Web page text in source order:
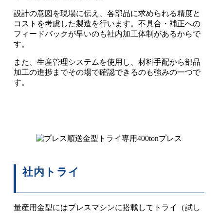
設計の意図を現場に伝え、各部品に求められる精度と
コストを考慮した製造を行います。不具合・補正への
フィードバックが早いのも社内加工体制があるからで
す。
また、生産管理システムを使用し、材料手配から部品
加工の進捗までその場で確認できるのも強みの一つで
す。
社内トライ
量産用金型にはプレスマシンに搭載してトライ（試し